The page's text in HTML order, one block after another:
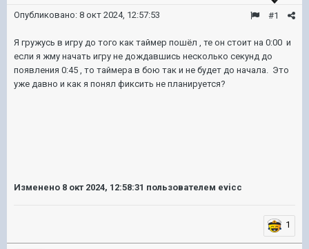
#1
Опубликовано: 8 окт 2024, 12:57:53
Я гружусь в игру до того как таймер пошёл , те он стоит на 0:00 и
если я жму начать игру не дождавшись несколько секунд до
появления 0:45 , то таймера в бою так и не будет до начала. Это
уже давно и как я понял фиксить не планируется?
Изменено 8 окт 2024, 12:58:31 пользователем evicc
1